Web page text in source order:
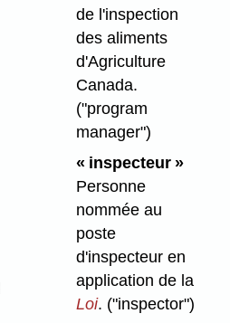
de l'inspection
des aliments
d'Agriculture
Canada.
("program
manager")
« inspecteur »
Personne
nommée au
poste
d'inspecteur en
application de la
Loi. ("inspector")